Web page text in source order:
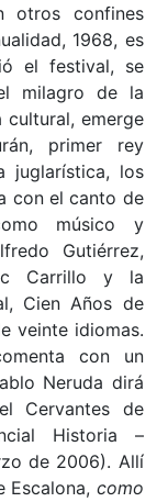
otros confines
1968, es
el festival, se
milagro de la
emerge
primer rey
juglarística, los
con el canto de
músico y
Gutiérrez,
Carrillo y la
Cien Años de
veinte idiomas.
con un
Neruda dirá
Cervantes de
Historia –
de 2006). Allí
Escalona, como